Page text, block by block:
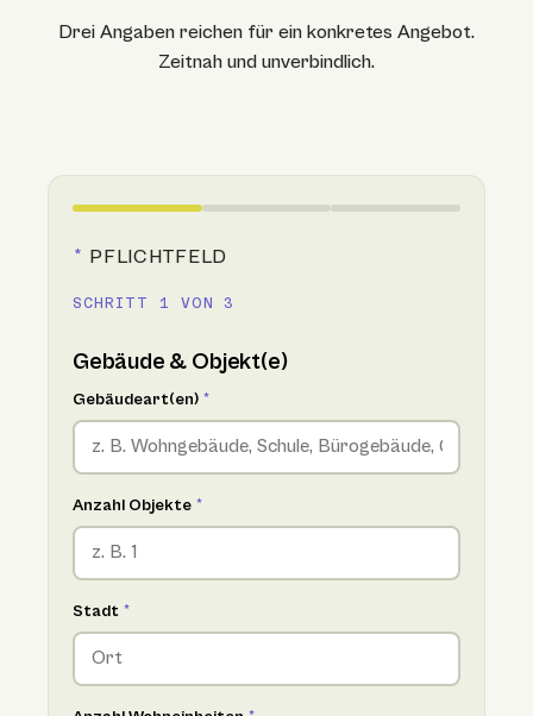
Drei Angaben reichen für ein konkretes Angebot.
Zeitnah und unverbindlich.
* PFLICHTFELD
SCHRITT 1 VON 3
Gebäude & Objekt(e)
Gebäudeart(en) *
Anzahl Objekte *
Stadt *